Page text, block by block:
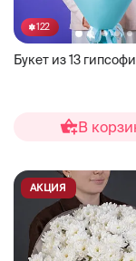
122
Букет из 13
В
АКЦИЯ